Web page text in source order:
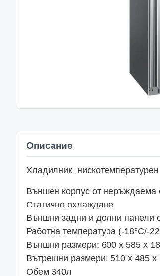
Описание
Хладилник
Външен корпус от неръждаема
Статично охлаждане
Външни задни и долни панели
Работна температура (-18°C/-
Външни размери: 600 x 585 x
Вътрешни размери: 510 x 485 x
Обем 340л